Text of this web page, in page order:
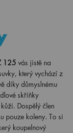
125 vás jistě na
který vychází z
díky důmyslnému
skříňky
Dospělý člen
pouze koleny. To si
koupelnový